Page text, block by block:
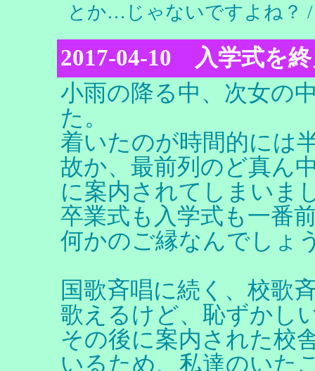
とか…じゃないですよね？
2017-04-10 入学式を
小雨の降る中、次女の
た。
着いたのが時間的には
故か、最前列のど真ん
に案内されてしまいま
卒業式も入学式も一番
何かのご縁なんでしょ
国歌斉唱に続く、校歌
歌えるけど、恥ずかし
その後に案内された校
いるため、私達のいた